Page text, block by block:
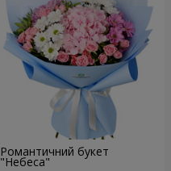
Романтичний букет
"Небеса"